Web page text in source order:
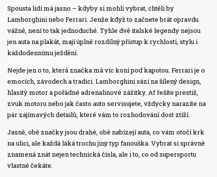
Spousta lidí má jasno – kdyby si mohli vybrat, chtěli by
Lamborghini nebo Ferrari. Jenže když to začnete brát opravdu
vážně, není to tak jednoduché. Tyhle dvě italské legendy nejsou
jen auta na plakát, mají úplně rozdílný přístup k rychlosti, stylu i
každodennímu ježdění.
Nejde jen o to, která značka má víc koní pod kapotou. Ferrari je o
emocích, závodech a tradici. Lamborghini sází na šílený design,
hlasitý motor a pořádné adrenalinové zážitky. Ať řešíte prestiž,
zvuk motoru nebo jak často auto servisujete, vždycky narazíte na
pár zajímavých detailů, které vám to rozhodování dost ztíží.
Jasně, obě značky jsou drahé, obě nabízejí auta, co vám otočí krk
na ulici, ale každá láká trochu jiný typ fanouška. Vybrat si správně
znamená znát nejen technická čísla, ale i to, co od supersportu
vlastně čekáte.